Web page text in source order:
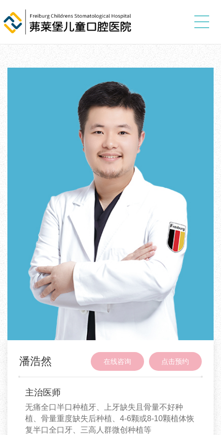
潘浩然 点击预约
在线咨询
主治医师
无痛全口半口种植牙、上牙缺失且骨量不好种
植、骨量重度缺失后种植、4-6颗或8-10颗植体恢
复半口全口牙、三高人群微创种植等